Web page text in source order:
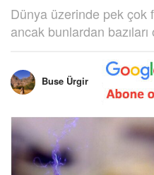
Dünya üzerinde pek çok
ancak bunlardan
Buse Ürgir